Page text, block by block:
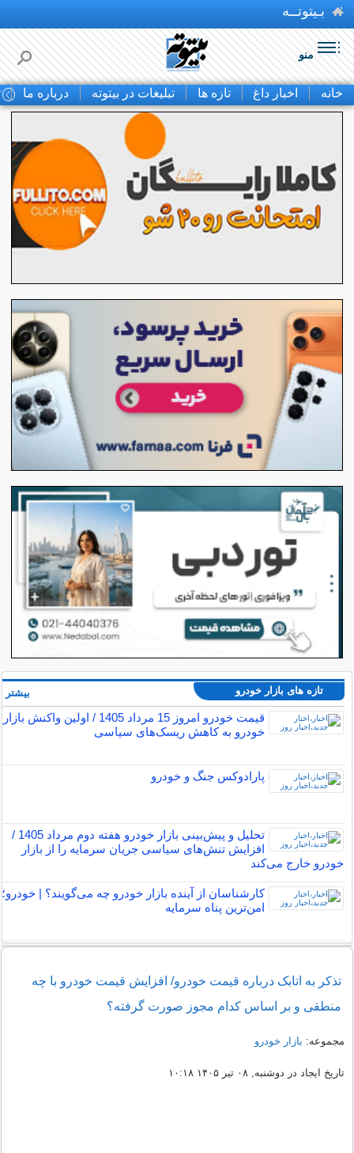
بـیتوتــه
منو
خانه اخبار داغ تازه ها تبلیغات در بیتوته درباره ما
تازه های بازار خودرو
قیمت خودرو امروز 15 مرداد 1405 / اولین واکنش بازار
خودرو به کاهش ریسک‌های سیاسی
پارادوکس جنگ و خودرو
تحلیل و پیش‌بینی بازار خودرو هفته دوم مرداد 1405 /
افزایش تنش‌های سیاسی جریان سرمایه را از بازار
خودرو خارج می‌کند
کارشناسان از آینده بازار خودرو چه می‌گویند؟ | خودرو؛
امن‌ترین پناه سرمایه
بیشتر
تذکر به اتابک درباره قیمت خودرو/ افزایش قیمت خودرو با چه
منطقی و بر اساس کدام مجوز صورت گرفته؟
مجموعه: بازار خودرو
تاریخ ایجاد در دوشنبه, ۰۸ تیر ۱۴۰۵ ۱۰:۱۸